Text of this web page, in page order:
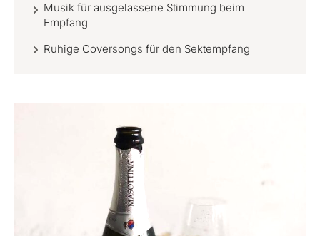
Musik für ausgelassene Stimmung beim
Empfang
Ruhige Coversongs für den Sektempfang